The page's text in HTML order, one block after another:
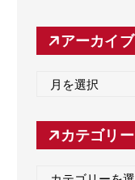
アーカイブ
カ
イ
カテゴリー